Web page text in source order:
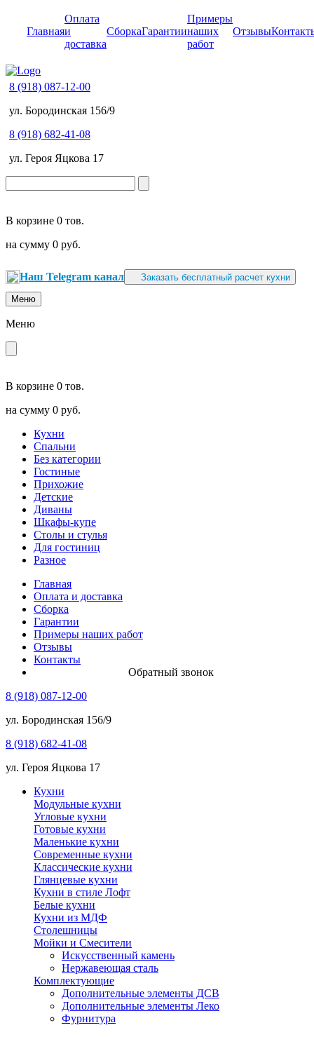
Главная
Оплата
и
доставка
СборкаГарантии
Примеры
наших
работ
Отзывы
8 (918) 087-12-00
ул. Бородинская 156/9
8 (918) 682-41-08
ул. Героя Яцкова 17
В корзине 0 тов.
на сумму 0 руб.
Наш Telegram канал Заказать бесплатный расчет кухни
Меню
Меню
В корзине 0 тов.
на сумму 0 руб.
Кухни
Спальни
Без категории
Гостиные
Прихожие
Детские
Диваны
Шкафы-купе
Столы и стулья
Для гостиниц
Разное
Главная
Оплата и доставка
Сборка
Гарантии
Примеры наших работ
Отзывы
Контакты
Обратный звонок
8 (918) 087-12-00
ул. Бородинская 156/9
8 (918) 682-41-08
ул. Героя Яцкова 17
Кухни
Модульные кухни
Угловые кухни
Готовые кухни
Маленькие кухни
Современные кухни
Классические кухни
Глянцевые кухни
Кухни в стиле Лофт
Белые кухни
Кухни из МДФ
Столешницы
Мойки и Смесители
Искусственный камень
Нержавеющая сталь
Комплектующие
Дополнительные элементы ДСВ
Дополнительные элементы Леко
Фурнитура